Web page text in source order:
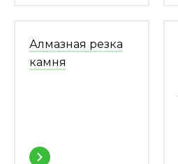
Алмазная резка
камня